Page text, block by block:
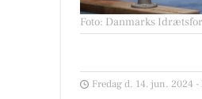
Foto: Danmarks
Fredag d. 14. jun. 2024 -